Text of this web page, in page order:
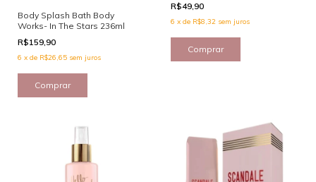
Body Splash Bath Body
Works- In The Stars 236ml
R$159,90
6 x de R$26,65 sem juros
R$49,90
6 x de R$8,32 sem juros